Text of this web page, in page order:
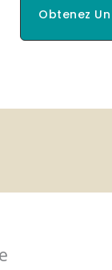
Obtenez